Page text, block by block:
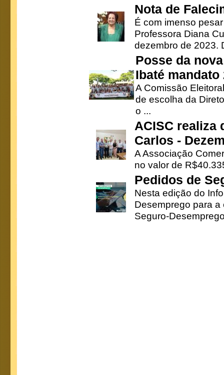
Nota de
É com imenso
Professora Diana
dezembro de 2023.
Posse da
Ibaté mandato
A Comissão
de escolha da
o ...
ACISC realiza
Carlos -
A Associação
no valor de
Pedidos de
Nesta edição do
Desemprego para
Seguro-